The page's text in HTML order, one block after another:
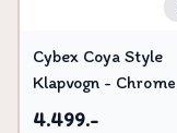
Cybex Coya Style
Klapvogn - Chrome
Brown/Sepia Black
4.499.-